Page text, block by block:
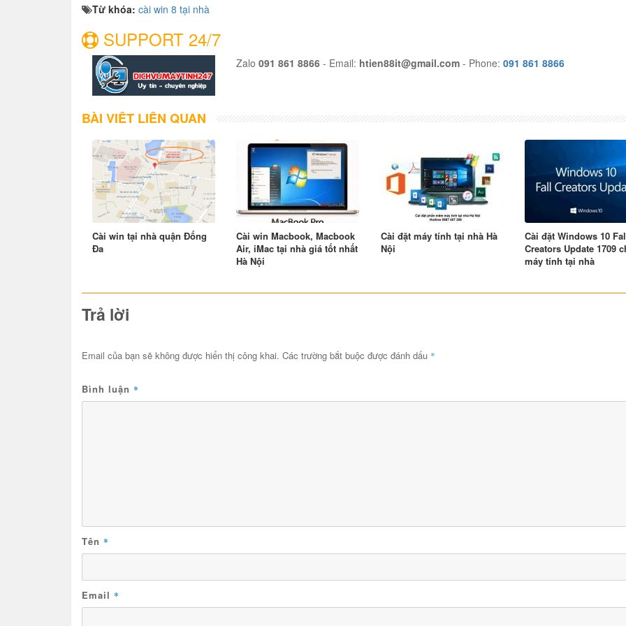
Từ khóa: cài win 8 tại nhà
SUPPORT 24/7
Zalo091 861 8866 - Email: htien88it@gmail.com - Phone:091 861 8866
BÀI VIẾT LIÊN QUAN
Cài win tại nhà quận Đống
Đa
Cài win Macbook, Macbook
Air, iMac tại nhà giá tốt nhất
Hà Nội
Cài đặt máy tính tại nhà Hà
Nội
Cài đặt Windows 10
Creators Update 1709
máy tính tại nhà
Trả lời
Email của bạn sẽ không được hiển thị công khai. Các trường bắt buộc được đánh dấu *
Bình luận *
Tên *
Email *